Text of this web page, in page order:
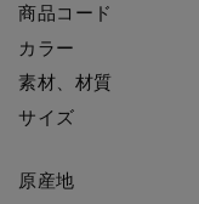
商品コード
カラー
素材、材質
サイズ
原産地